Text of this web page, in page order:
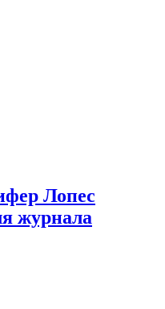
Лопес
журнала